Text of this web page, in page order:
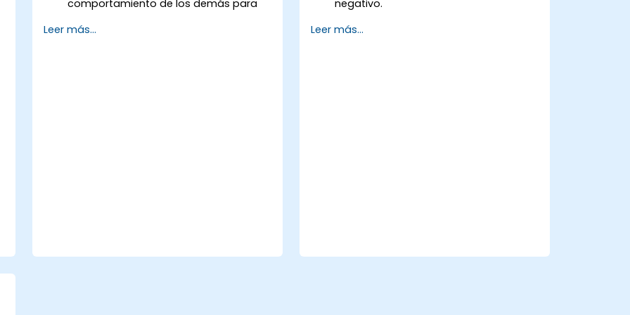
comportamiento de los demás para
Aprovechar la inteligencia emocional
Leer más...
negativo.
y manejar el estrés.
Leer más...